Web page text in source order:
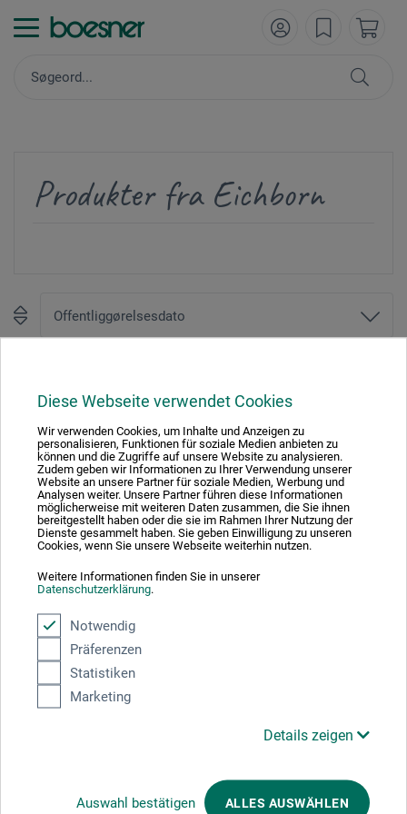
Diese Webseite verwendet Cookies
Wir verwenden Cookies, um Inhalte und Anzeigen zu
personalisieren, Funktionen für soziale Medien anbieten zu
können und die Zugriffe auf unsere Website zu analysieren.
Zudem geben wir Informationen zu Ihrer Verwendung unserer
Website an unsere Partner für soziale Medien, Werbung und
Analysen weiter. Unsere Partner führen diese Informationen
möglicherweise mit weiteren Daten zusammen, die Sie ihnen
bereitgestellt haben oder die sie im Rahmen Ihrer Nutzung der
Dienste gesammelt haben. Sie geben Einwilligung zu unseren
Cookies, wenn Sie unsere Webseite weiterhin nutzen.
Weitere Informationen finden Sie in unserer
Datenschutzerklärung.
Notwendig
Präferenzen
Statistiken
Marketing
Details zeigen
Auswahl bestätigen ALLES AUSWÄHLEN
Produkter fra Eichborn
Absolut sikker
Betalingsmetoder
Produktkategorier